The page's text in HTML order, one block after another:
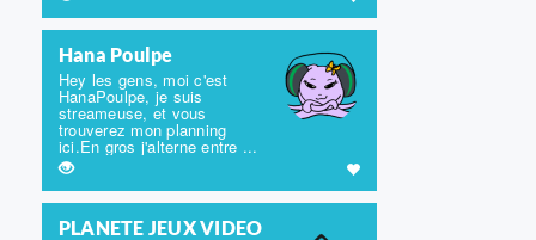
Hana Poulpe
Hey les gens, moi c'est
HanaPoulpe, je suis
streameuse, et vous
trouverez mon planning
ici.En gros j'alterne entre ...
PLANETE JEUX VIDEO